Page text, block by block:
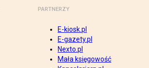
PARTNERZY
E-kiosk.pl
E-gazety.pl
Nexto.pl
Mała księgowość